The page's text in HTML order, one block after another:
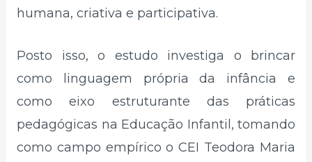
humana, criativa e participativa.
Posto isso, o estudo investiga o brincar
como linguagem própria da infância e
como eixo estruturante das práticas
pedagógicas na Educação Infantil, tomando
como campo empírico o CEI Teodora Maria